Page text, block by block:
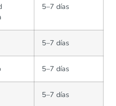
5–7 días
5–7 días
5–7 días
5–7 días